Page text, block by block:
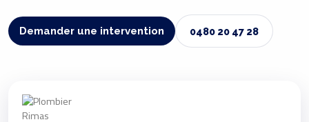
Demander une intervention 0480 20 47 28